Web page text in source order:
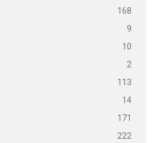
168
9
10
2
113
14
171
222